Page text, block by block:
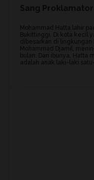
Sang Proklamator
Mohammad Hatta lahir
Bukittinggi. Di kota kecil
dibesarkan di lingkungan
Mohammad Djamil,
bulan. Dari ibunya, Hatta
adalah anak laki-laki